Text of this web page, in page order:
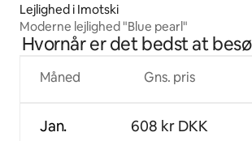
Lejlighed i Imotski
Moderne lejlighed "Blue pearl"
Hvornår er det bedst at
Måned
Jan.
Gns. pris
608 kr DKK